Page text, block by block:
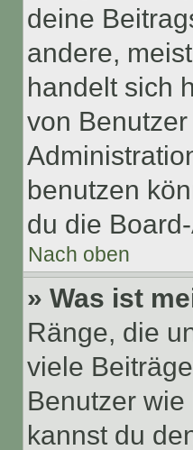
deine
andere,
handelt sich
von
benutzen
du die
Nach oben
» Was ist
Ränge, die
viele
Benutzer
kannst du